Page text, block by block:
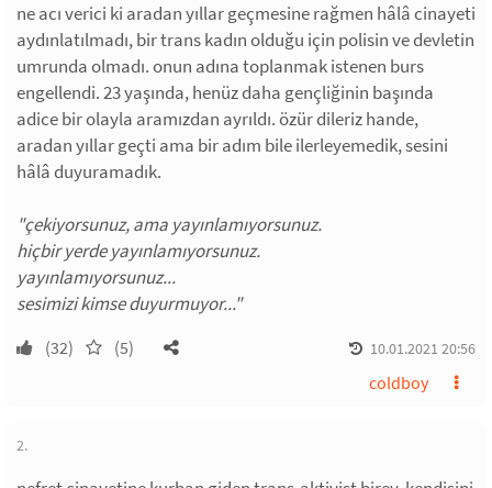
ne acı verici ki aradan yıllar geçmesine rağmen hâlâ cinayeti
aydınlatılmadı, bir trans kadın olduğu için polisin ve devletin
umrunda olmadı. onun adına toplanmak istenen burs
engellendi. 23 yaşında, henüz daha gençliğinin başında
adice bir olayla aramızdan ayrıldı. özür dileriz hande,
aradan yıllar geçti ama bir adım bile ilerleyemedik, sesini
hâlâ duyuramadık.
"çekiyorsunuz, ama yayınlamıyorsunuz.
hiçbir yerde yayınlamıyorsunuz.
yayınlamıyorsunuz...
sesimizi kimse duyurmuyor..."
(32) (5) 10.01.2021 20:56
coldboy
2.